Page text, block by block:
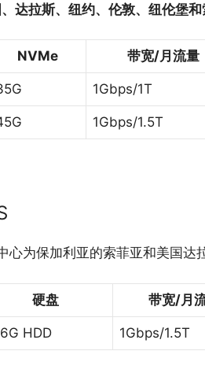
达拉斯、纽约、伦敦、纽伦堡和
NVMe 带宽/月流量
1Gbps/1T
1Gbps/1.5T
为保加利亚的索菲亚和美国达
硬盘 带宽/月
HDD 1Gbps/1.5T